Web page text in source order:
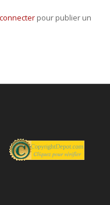
pour publier un